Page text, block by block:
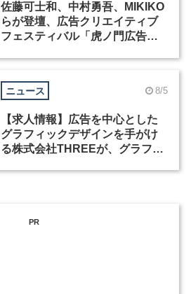
佐藤可士和、中村勇吾、MIKIKO
らが登壇、広告クリエイティブ
フェスティバル「虎ノ門広告
ニュース 8/5
【求人情報】広告を中心とした
グラフィックデザインを手がけ
る株式会社THREEが、グラフィ
PR